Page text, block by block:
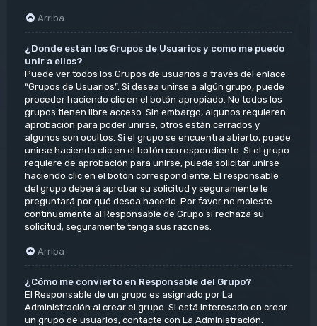
Arriba
¿Donde están los Grupos de Usuarios y como me puedo
unir a ellos?
Puede ver todos los Grupos de usuarios a través del enlace
“Grupos de Usuarios”. Si desea unirse a algún grupo, puede
proceder haciendo clic en el botón apropiado. No todos los
grupos tienen libre acceso. Sin embargo, algunos requieren
aprobación para poder unirse, otros están cerrados y
algunos son ocultos. Si el grupo se encuentra abierto, puede
unirse haciendo clic en el botón correspondiente. Si el grupo
requiere de aprobación para unirse, puede solicitar unirse
haciendo clic en el botón correspondiente. El responsable
del grupo deberá aprobar su solicitud y seguramente le
preguntará por qué desea hacerlo. Por favor no moleste
continuamente al Responsable de Grupo si rechaza su
solicitud; seguramente tenga sus razones.
Arriba
¿Cómo me convierto en Responsable del Grupo?
El Responsable de un grupo es asignado por La
Administración al crear el grupo. Si está interesado en crear
un grupo de usuarios, contacte con La Administración.